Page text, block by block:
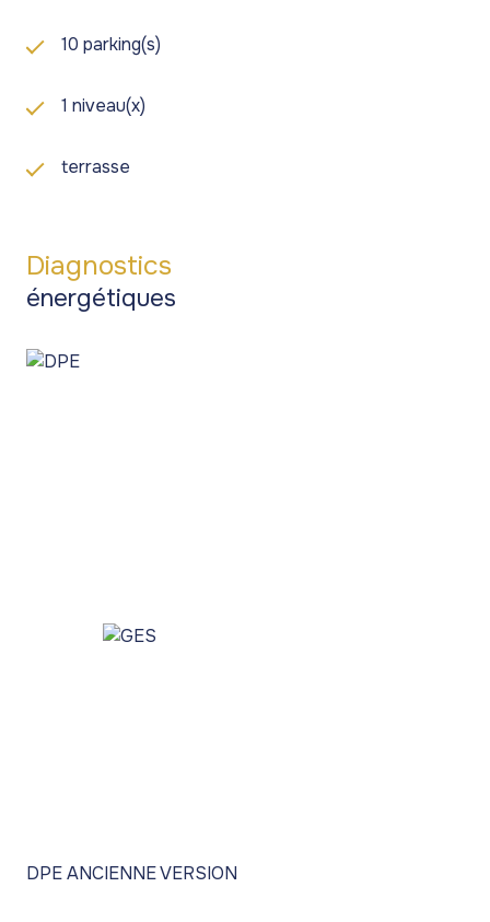
10 parking(s)
1 niveau(x)
terrasse
Diagnostics
énergétiques
DPE ANCIENNE VERSION